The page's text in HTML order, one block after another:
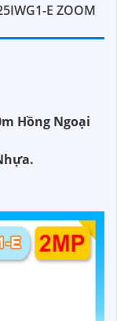
E ZOOM
Hồng Ngoại